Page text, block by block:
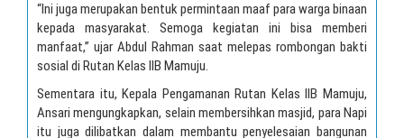
“Ini juga merupakan bentuk permintaan maaf para warga binaan
kepada masyarakat. Semoga kegiatan ini bisa memberi
manfaat,” ujar Abdul Rahman saat melepas rombongan bakti
sosial di Rutan Kelas IIB Mamuju.
Sementara itu, Kepala Pengamanan Rutan Kelas IIB Mamuju,
Ansari mengungkapkan, selain membersihkan masjid, para Napi
itu juga dilibatkan dalam membantu penyelesaian bangunan